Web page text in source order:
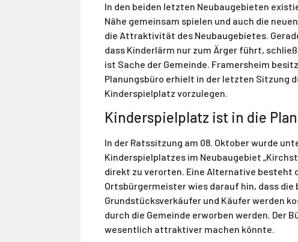
In den beiden letzten Neubaugebieten
Nähe gemeinsam spielen und auch die
die Attraktivität des Neubaugebietes.
dass Kinderlärm nur zum Ärger führt,
ist Sache der Gemeinde. Framersheim
Planungsbüro erhielt in der letzten Sitzung
Kinderspielplatz vorzulegen.
Kinderspielplatz ist in die
In der Ratssitzung am 08. Oktober wurde
Kinderspielplatzes im Neubaugebiet
direkt zu verorten. Eine Alternative besteht
Ortsbürgermeister wies darauf hin, dass
Grundstücksverkäufer und Käufer werden
durch die Gemeinde erworben werden. Der
wesentlich attraktiver machen könnte.